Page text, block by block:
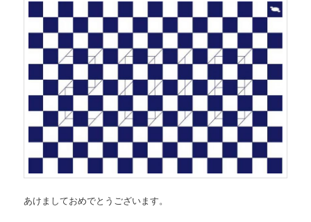
あけましておめでとうございます。